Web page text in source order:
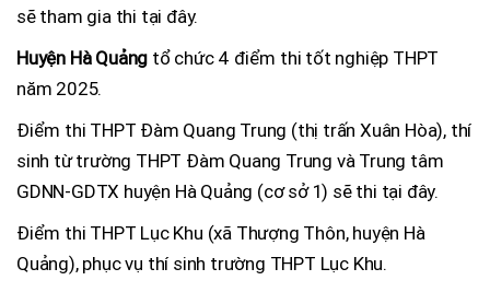
sẽ tham gia thi tại đây.
Huyện Hà Quảng tổ chức 4 điểm thi tốt nghiệp THPT
năm 2025.
Điểm thi THPT Đàm Quang Trung (thị trấn Xuân Hòa), thí
sinh từ trường THPT Đàm Quang Trung và Trung tâm
GDNN-GDTX huyện Hà Quảng (cơ sở 1) sẽ thi tại đây.
Điểm thi THPT Lục Khu (xã Thượng Thôn, huyện Hà
Quảng), phục vụ thí sinh trường THPT Lục Khu.